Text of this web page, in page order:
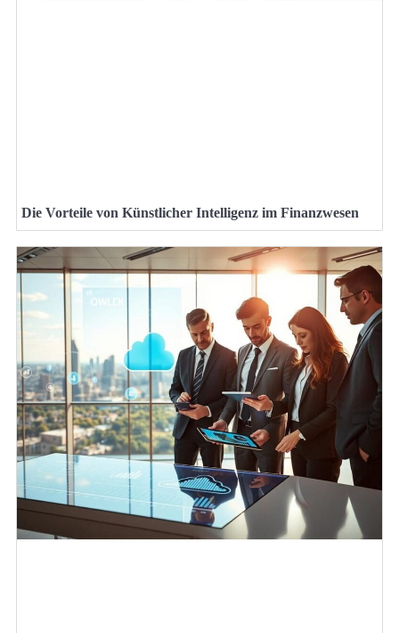
Die Vorteile von Künstlicher Intelligenz im Finanzwesen